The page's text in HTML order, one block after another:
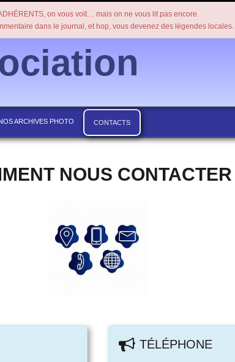
on vous voit… mais on ne vous lit pas encore.
dans le journal, et hop, vous devenez des légendes locales.
ARCHIVES PHOTO CONTACTS
NOUS
TÉLÉPHONE